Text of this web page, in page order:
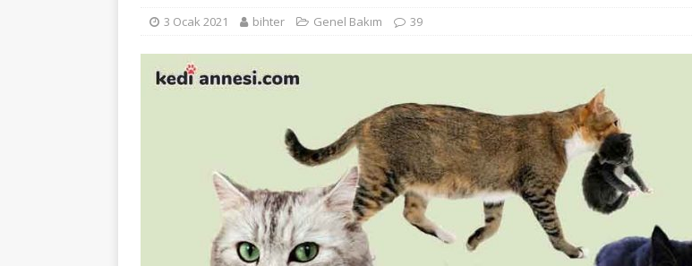
3 Ocak 2021 bihter Genel Bakım 39